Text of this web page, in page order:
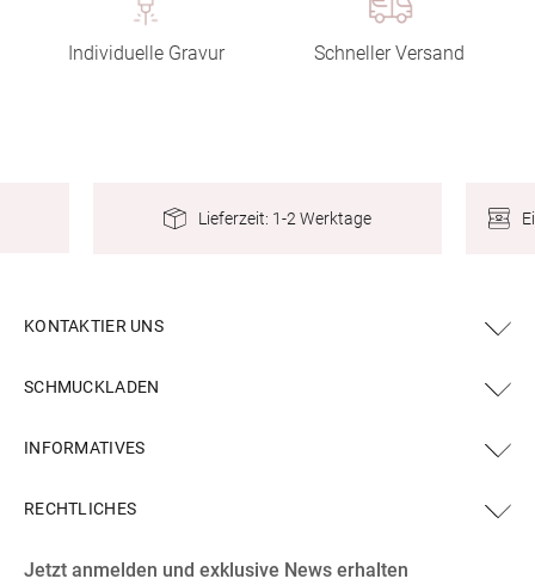
Individuelle Gravur Schneller Versand
Lieferzeit: 1-2 Werktage
KONTAKTIER UNS
Facebook
Instagram
YouTube
X Pinterest
SCHMUCKLADEN
INFORMATIVES
RECHTLICHES
Jetzt anmelden und exklusive News erhalten